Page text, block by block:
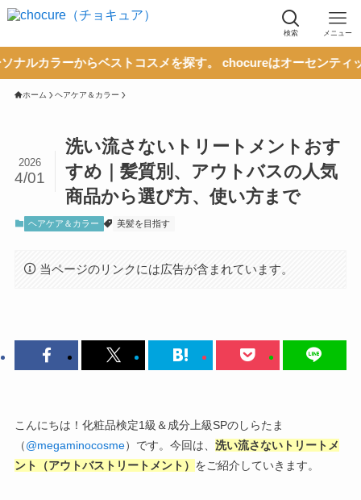
検索 メニュー
らベストコスメを探す。 chocureはオーセンティックな情報の
ホーム ヘアケア＆カラー
洗い流さないトリートメントおす
すめ｜髪質別、アウトバスの人気
商品から選び方、使い方まで
2026
4/01
ヘアケア＆カラー 美髪を目指す
当ページのリンクには広告が含まれています。
こんにちは！化粧品検定1級＆成分上級SPのしらたま
（@megaminocosme）です。今回は、 洗い流さないトリートメ
ント（アウトバストリートメント） をご紹介していきます。